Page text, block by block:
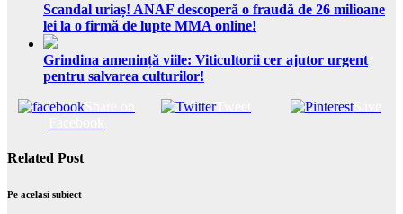
Scandal uriaș! ANAF descoperă o fraudă de 26 milioane
lei la o firmă de lupte MMA online!
Grindina amenință viile: Viticultorii cer ajutor urgent
pentru salvarea culturilor!
Tweet Save
Related Post
Pe acelasi subiect